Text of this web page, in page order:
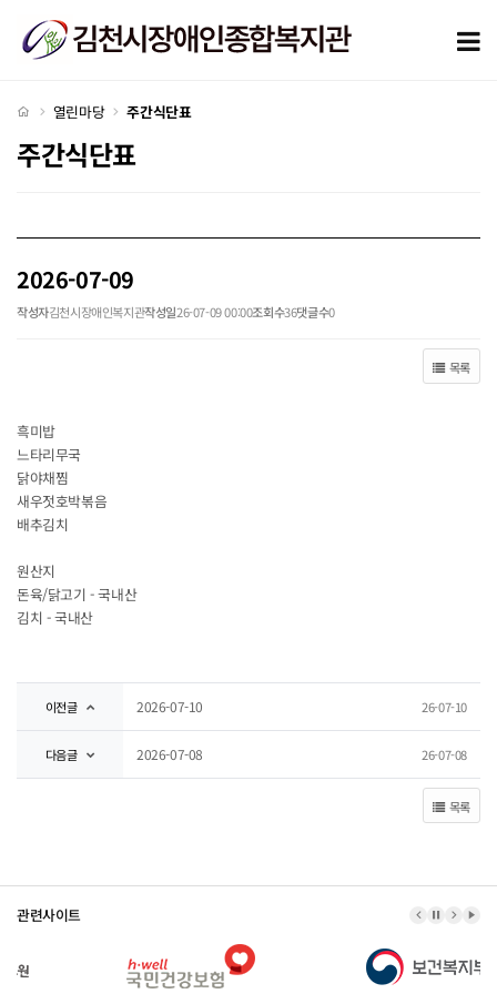
처음으로
열린마당 주간식단표
주간식단표
2026-07-09
작성자김천시장애인복지관작성일26-07-09 00:00조회수36댓글수0
목록
흑미밥
느타리무국
닭야채찜
새우젓호박볶음
배추김치
원산지
돈육/닭고기 - 국내산
김치 - 국내산
이전글 2026-07-10 26-07-10
다음글 2026-07-08 26-07-08
목록
관련사이트 이전 배너
배너 정지
다음배